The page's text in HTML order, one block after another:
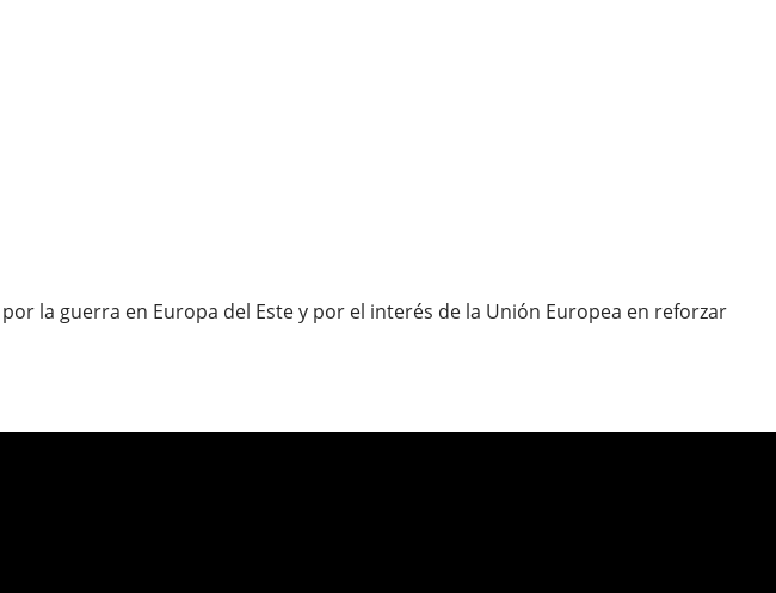
la guerra en Europa del Este y por el interés de la Unión Europea en reforzar